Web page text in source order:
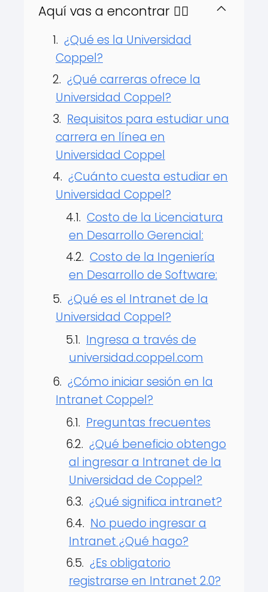
Aquí vas a encontrar 👇🏻
¿Qué es la Universidad
Coppel?
¿Qué carreras ofrece la
Universidad Coppel?
Requisitos para estudiar una
carrera en línea en
Universidad Coppel
¿Cuánto cuesta estudiar en
Universidad Coppel?
Costo de la Licenciatura
en Desarrollo Gerencial:
Costo de la Ingeniería
en Desarrollo de Software:
¿Qué es el Intranet de la
Universidad Coppel?
Ingresa a través de
universidad.coppel.com
¿Cómo iniciar sesión en la
Intranet Coppel?
Preguntas frecuentes
¿Qué beneficio obtengo
al ingresar a Intranet de la
Universidad de Coppel?
¿Qué significa intranet?
No puedo ingresar a
Intranet ¿Qué hago?
¿Es obligatorio
registrarse en Intranet 2.0?